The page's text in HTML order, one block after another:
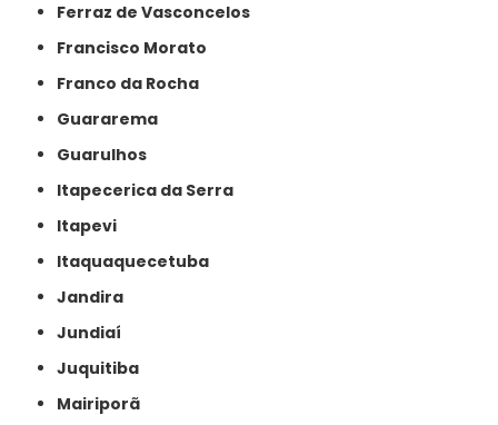
Ferraz de Vasconcelos
Francisco Morato
Franco da Rocha
Guararema
Guarulhos
Itapecerica da Serra
Itapevi
Itaquaquecetuba
Jandira
Jundiaí
Juquitiba
Mairiporã